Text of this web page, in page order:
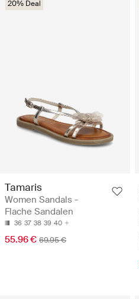
20% Deal
Tamaris
Women Sandals -
Flache Sandalen
36 37 38 39 40
55.96 € 69.95 €